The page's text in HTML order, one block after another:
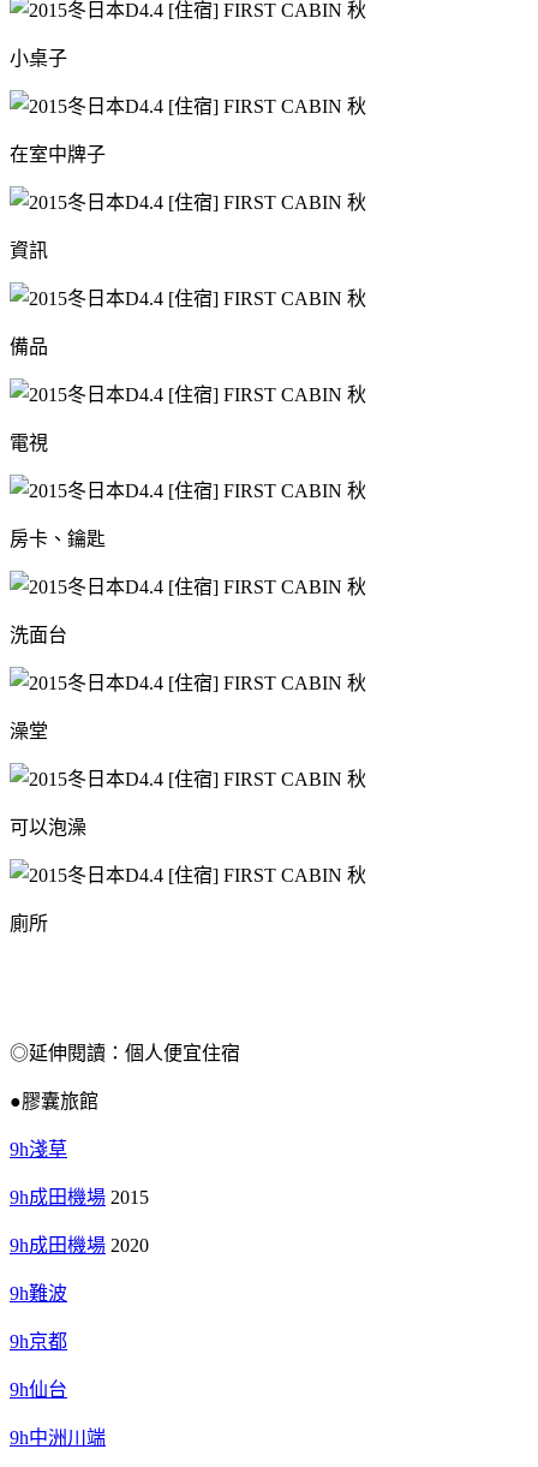
小桌子
在室中牌子
資訊
備品
電視
房卡、鑰匙
洗面台
澡堂
可以泡澡
廁所
◎延伸閱讀：個人便宜住宿
●膠囊旅館
9h淺草
9h成田機場 2015
9h成田機場 2020
9h難波
9h京都
9h仙台
9h中洲川端